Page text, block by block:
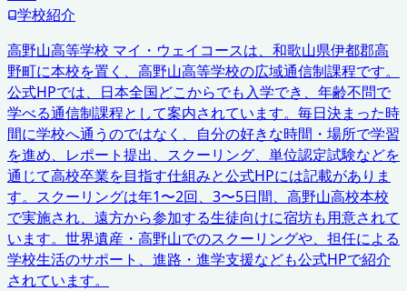
学校紹介
高野山高等学校 マイ・ウェイコースは、和歌山県伊都郡高
野町に本校を置く、高野山高等学校の広域通信制課程です。
公式HPでは、日本全国どこからでも入学でき、年齢不問で
学べる通信制課程として案内されています。毎日決まった時
間に学校へ通うのではなく、自分の好きな時間・場所で学習
を進め、レポート提出、スクーリング、単位認定試験などを
通じて高校卒業を目指す仕組みと公式HPには記載がありま
す。スクーリングは年1〜2回、3〜5日間、高野山高校本校
で実施され、遠方から参加する生徒向けに宿坊も用意されて
います。世界遺産・高野山でのスクーリングや、担任による
学校生活のサポート、進路・進学支援なども公式HPで紹介
されています。